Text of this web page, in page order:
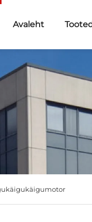
Avaleht